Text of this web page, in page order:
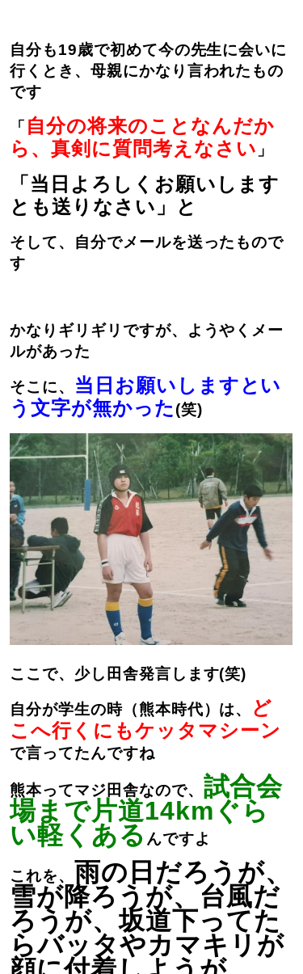
自分も19歳で初めて今の先生に会いに
行くとき、母親にかなり言われたもの
です
「 自分の将来のことなんだか
ら、真剣に質問考えなさい 」
「当日よろしくお願いします
とも送りなさい」と
そして、自分でメールを送ったもので
す
かなりギリギリですが、ようやくメー
ルがあった
そこに、
当日お願いしますとい
う文字が無かった (笑)
ここで、少し田舎発言します(笑)
自分が学生の時（熊本時代）は、
ど
こへ行くにもケッタマシーン
で言ってたんですね
熊本ってマジ田舎なので、 試合会
場まで片道14kmぐら
い軽くある んですよ
これを、 雨の日だろうが、
雪が降ろうが、台風だ
ろうが、坂道下ってた
らバッタやカマキリが